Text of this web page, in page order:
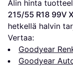
Alin hinta
215/55 R18 99V
hetkellä halvin
Vertaa:
Goodyear
Goodyear